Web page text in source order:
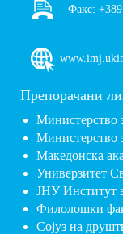
Факс:
Препорачани
Министерство
Министерство
Македонска
Универзитет
ЈНУ Институт
Филолошки
Сојуз на